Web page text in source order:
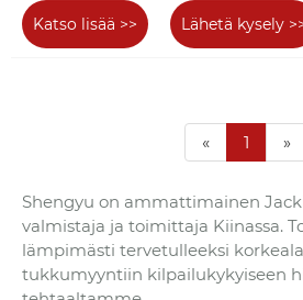
Katso lisää >> Lähetä kysely
« 1 »
Shengyu on ammattimainen
valmistaja ja toimittaja Kiinassa.
lämpimästi tervetulleeksi
tukkumyyntiin kilpailukykyiseen